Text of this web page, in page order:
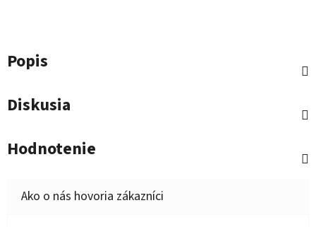
Popis
Diskusia
Hodnotenie